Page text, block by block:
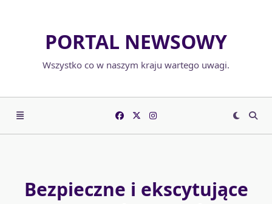
PORTAL NEWSOWY
Wszystko co w naszym kraju wartego uwagi.
Bezpieczne i ekscytujące